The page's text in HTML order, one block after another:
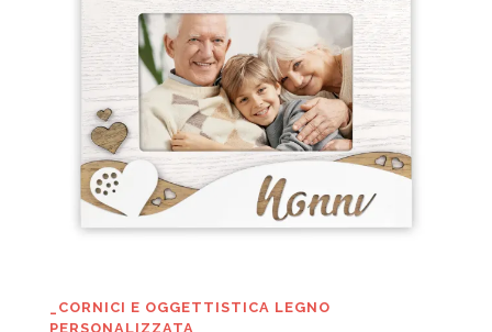
_CORNICI E OGGETTISTICA LEGNO
PERSONALIZZATA